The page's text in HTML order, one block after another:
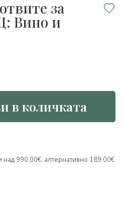
за
Вино и
в количката
над 990,00€, алтернативно 189,00€